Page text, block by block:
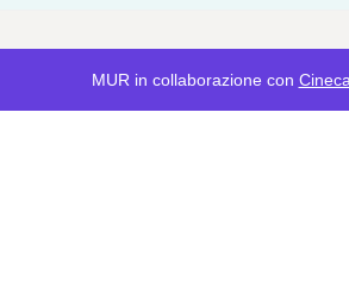
MUR in collaborazione con